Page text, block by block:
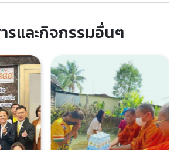
รและกิจกรรมอื่นๆ